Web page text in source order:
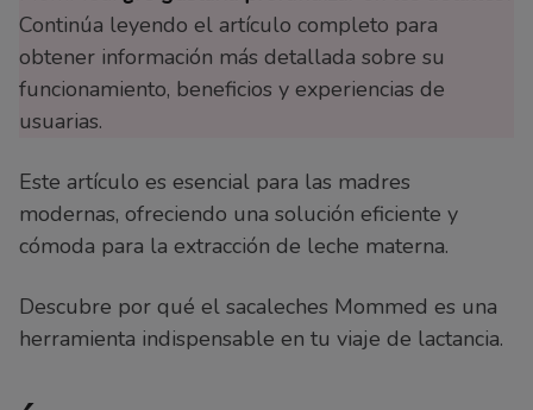
Continúa leyendo el artículo completo para
obtener información más detallada sobre su
funcionamiento, beneficios y experiencias de
usuarias.
Este artículo es esencial para las madres
modernas, ofreciendo una solución eficiente y
cómoda para la extracción de leche materna.
Descubre por qué el sacaleches Mommed es una
herramienta indispensable en tu viaje de lactancia.